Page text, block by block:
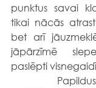
punktus savai
tikai nācās
bet arī
jāpārzīmē
paslēpti